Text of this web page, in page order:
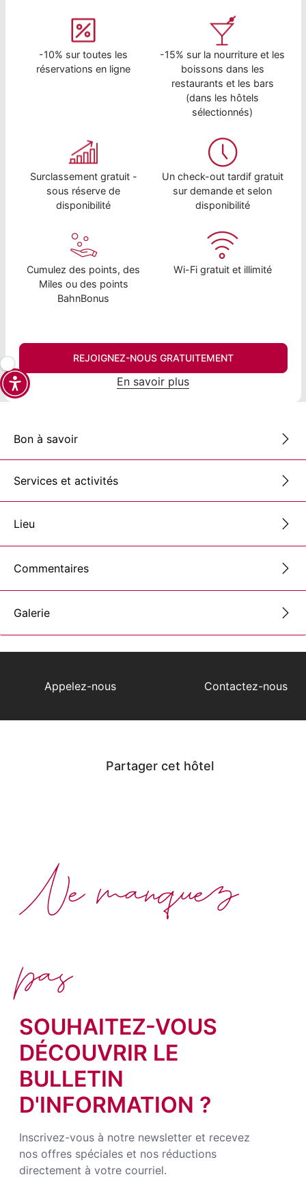
-10% sur toutes les
réservations en ligne
-15% sur la nourriture et les
boissons dans les
restaurants et les bars
(dans les hôtels
sélectionnés)
Surclassement gratuit -
sous réserve de
disponibilité
Un check-out tardif gratuit
sur demande et selon
disponibilité
Cumulez des points, des
Miles ou des points
BahnBonus
Wi-Fi gratuit et illimité
REJOIGNEZ-NOUS GRATUITEMENT
En savoir plus
Bon à savoir
Services et activités
Lieu
Commentaires
Galerie
Appelez-nous Contactez-nous
Partager cet hôtel
SOUHAITEZ-VOUS
DÉCOUVRIR LE
BULLETIN
D'INFORMATION ?
Inscrivez-vous à notre newsletter et recevez
nos offres spéciales et nos réductions
directement à votre courriel.
Ne manquez
pas